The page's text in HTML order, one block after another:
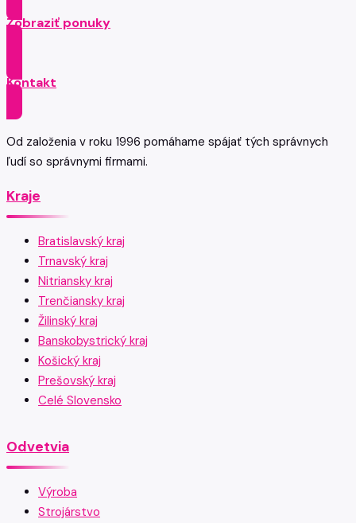
Zobraziť ponuky
Kontakt
Od založenia v roku 1996 pomáhame spájať tých správnych
ľudí so správnymi firmami.
Kraje
Bratislavský kraj
Trnavský kraj
Nitriansky kraj
Trenčiansky kraj
Žilinský kraj
Banskobystrický kraj
Košický kraj
Prešovský kraj
Celé Slovensko
Odvetvia
Výroba
Strojárstvo